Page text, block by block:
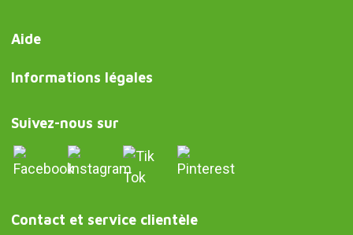
Aide
Informations légales
Suivez-nous sur
Contact et service clientèle